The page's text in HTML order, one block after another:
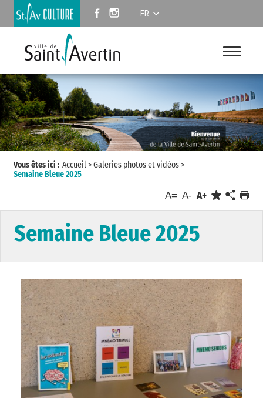
FR
Vous êtes ici : Accueil>Galeries photos et vidéos>
Semaine Bleue 2025
A= A- A+
Semaine Bleue 2025